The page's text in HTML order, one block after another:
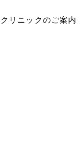
クリニックのご案